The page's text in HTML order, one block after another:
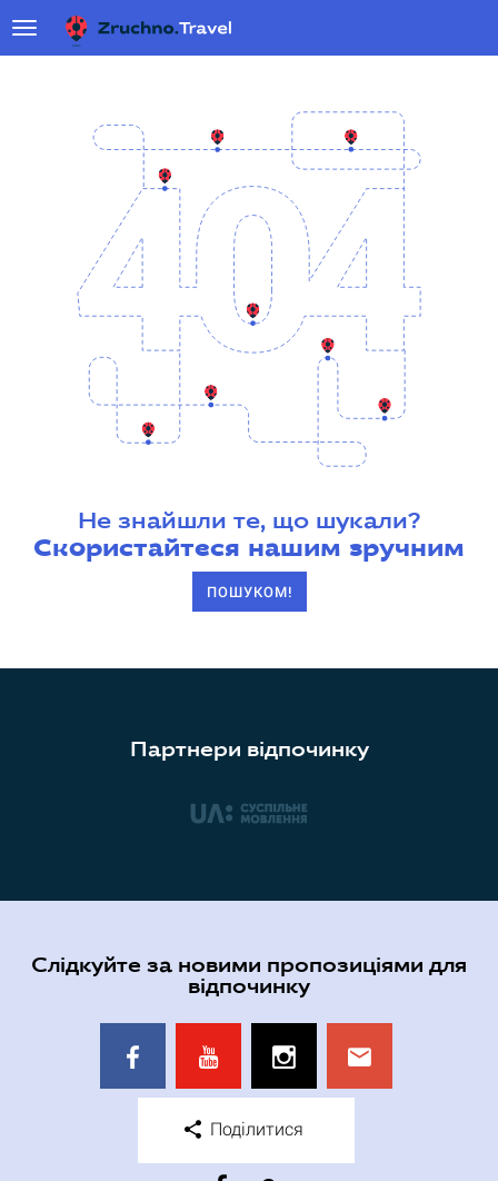
Не знайшли те, що шукали?
Скористайтеся нашим зручним
ПОШУКОМ!
Партнери відпочинку
Слідкуйте за новими пропозиціями для
відпочинку
Поділитися